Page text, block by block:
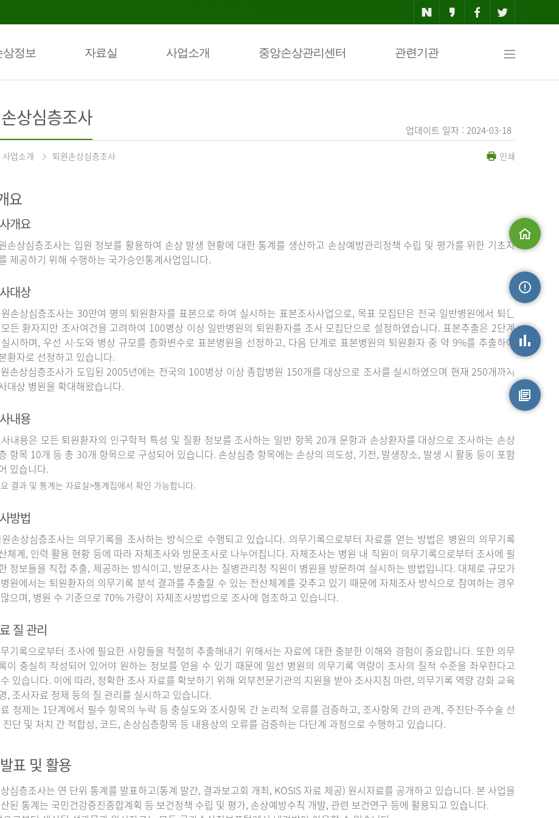
상정보 자료실 사업소개 중앙손상관리센터 관련기관
맵
업데이트 일자 : 2024-03-18
상심층조사
사업소개 퇴원손상심층조사 인쇄
요
개요
손상심층조사는 입원 정보를 활용하여 손상 발생 현황에 대한 통계를 생산하고 손상예방관리정책 수립 및 평가를 위한 기초자
제공하기 위해 수행하는 국가승인통계사업입니다.
대상
손상심층조사는 30만여 명의 퇴원환자를 표본으로 하여 실시하는 표본조사사업으로, 목표 모집단은 전국 일반병원에서 퇴원
든 환자지만 조사여건을 고려하여 100병상 이상 일반병원의 퇴원환자를 조사 모집단으로 설정하였습니다. 표본추출은 2단계
시하며, 우선 시·도와 병상 규모를 층화변수로 표본병원을 선정하고, 다음 단계로 표본병원의 퇴원환자 중 약 9%를 추출하여
환자로 선정하고 있습니다.
손상심층조사가 도입된 2005년에는 전국의 100병상 이상 종합병원 150개를 대상으로 조사를 실시하였으며 현재 250개까지
대상 병원을 확대해왔습니다.
내용
내용은 모든 퇴원환자의 인구학적 특성 및 질환 정보를 조사하는 일반 항목 20개 문항과 손상환자를 대상으로 조사하는 손상
항목 10개 등 총 30개 항목으로 구성되어 있습니다. 손상심층 항목에는 손상의 의도성, 기전, 발생장소, 발생 시 활동 등이 포함
있습니다.
결과 및 통계는 자료실>통계집에서 확인 가능합니다.
방법
원손상심층조사는 의무기록을 조사하는 방식으로 수행되고 있습니다. 의무기록으로부터 자료를 얻는 방법은 병원의 의무기록
체계, 인력 활용 현황 등에 따라 자체조사와 방문조사로 나누어집니다. 자체조사는 병원 내 직원이 의무기록으로부터 조사에 필
정보들을 직접 추출, 제공하는 방식이고, 방문조사는 질병관리청 직원이 병원을 방문하여 실시하는 방법입니다. 대체로 규모가
원에서는 퇴원환자의 의무기록 분석 결과를 추출할 수 있는 전산체계를 갖추고 있기 때문에 자체조사 방식으로 참여하는 경우
으며, 병원 수 기준으로 70% 가량이 자체조사방법으로 조사에 협조하고 있습니다.
질 관리
기록으로부터 조사에 필요한 사항들을 적절히 추출해내기 위해서는 자료에 대한 충분한 이해와 경험이 중요합니다. 또한 의무
이 충실히 작성되어 있어야 원하는 정보를 얻을 수 있기 때문에 일선 병원의 의무기록 역량이 조사의 질적 수준을 좌우한다고
있습니다. 이에 따라, 정확한 조사 자료를 확보하기 위해 외부전문기관의 지원을 받아 조사지침 마련, 의무기록 역량 강화 교육
, 조사자료 정제 등의 질 관리를 실시하고 있습니다.
정제는 1단계에서 필수 항목의 누락 등 충실도와 조사항목 간 논리적 오류를 검증하고, 조사항목 간의 관계, 주진단·주수술 선
진단 및 처치 간 적합성, 코드, 손상심층항목 등 내용상의 오류를 검증하는 다단계 과정으로 수행하고 있습니다.
표 및 활용
심층조사는 연 단위 통계를 발표하고(통계 발간, 결과보고회 개최, KOSIS 자료 제공) 원시자료를 공개하고 있습니다. 본 사업을
된 통계는 국민건강증진종합계획 등 보건정책 수립 및 평가, 손상예방수칙 개발, 관련 보건연구 등에 활용되고 있습니다.
손상정보
손상통계